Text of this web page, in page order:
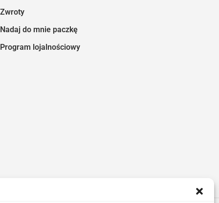
Zwroty
Nadaj do mnie paczkę
Program lojalnościowy